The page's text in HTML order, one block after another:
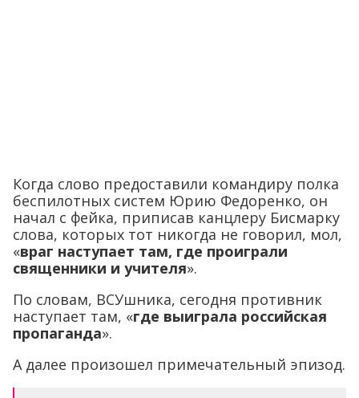
Когда слово предоставили командиру полка
беспилотных систем Юрию Федоренко, он
начал с фейка, приписав канцлеру Бисмарку
слова, которых тот никогда не говорил, мол,
«враг наступает там, где проиграли
священники и учителя».
По словам, ВСУшника, сегодня противник
наступает там, «где выиграла российская
пропаганда».
А далее произошел примечательный эпизод.